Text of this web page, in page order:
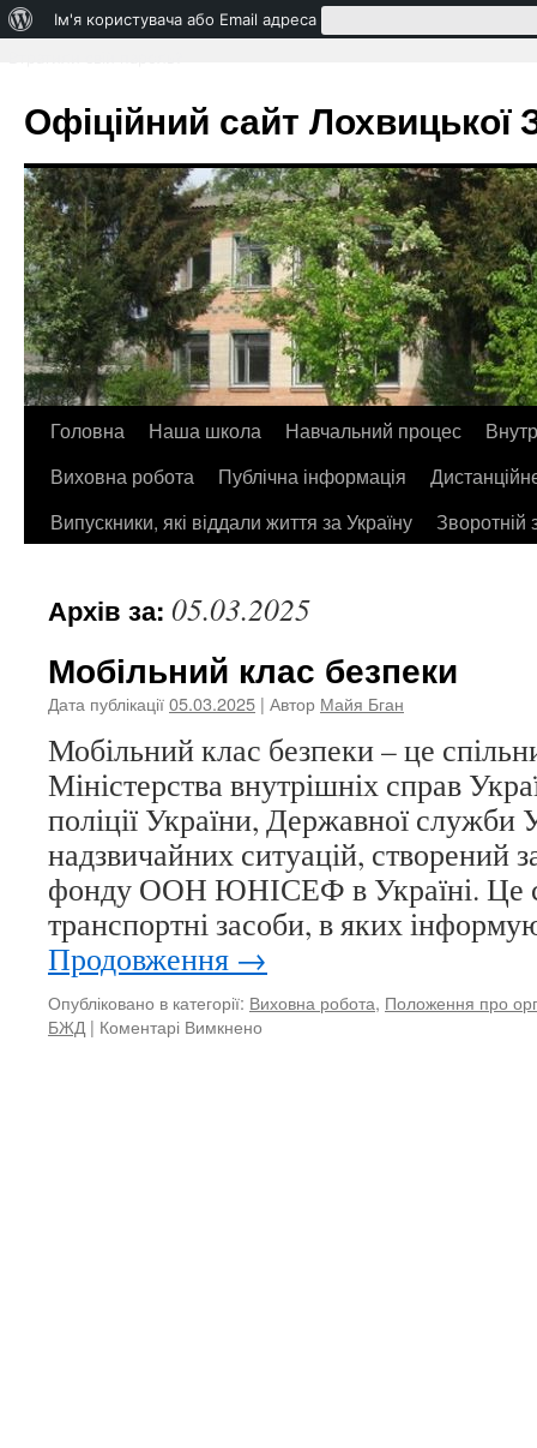
ПроІм'я користувача або Email адреса
Офіційний сайт Лохвицької
Перейти
до
контенту
Головна Наша школа Навчальний процес
Виховна робота
Публічна інформація
Випускники, які віддали життя за Україну
Зворотній
Архів за: 05.03.2025
Мобільний клас безпеки
Дата публікації05.03.2025 | Автор Майя Бган
Мобільний клас безпеки – це
Міністерства внутрішніх справ
поліції України, Державної служби
надзвичайних ситуацій, створений
фонду ООН ЮНІСЕФ в Україні. Це
транспортні засоби, в яких
Продовження →
Опубліковано в категорії: Виховна робота, Положення про
БЖД | Коментарі Вимкнено